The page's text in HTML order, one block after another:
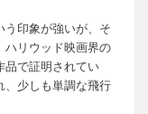
う印象が強いが、そ
ハリウッド映画界の
品で証明されてい
、少しも単調な飛行